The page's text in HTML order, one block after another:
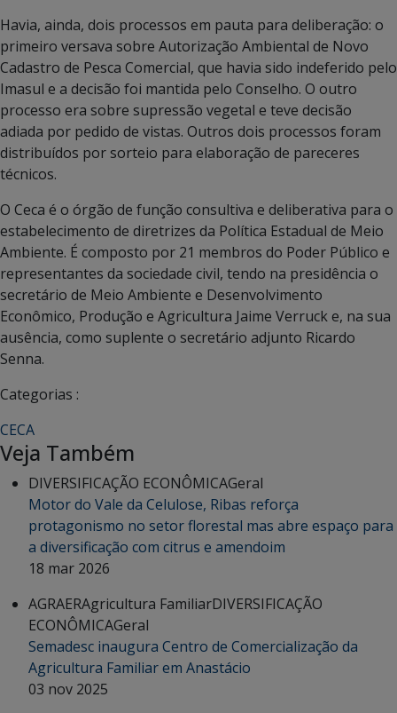
Havia, ainda, dois processos em pauta para deliberação: o
primeiro versava sobre Autorização Ambiental de Novo
Cadastro de Pesca Comercial, que havia sido indeferido pelo
Imasul e a decisão foi mantida pelo Conselho. O outro
processo era sobre supressão vegetal e teve decisão
adiada por pedido de vistas. Outros dois processos foram
distribuídos por sorteio para elaboração de pareceres
técnicos.
O Ceca é o órgão de função consultiva e deliberativa para o
estabelecimento de diretrizes da Política Estadual de Meio
Ambiente. É composto por 21 membros do Poder Público e
representantes da sociedade civil, tendo na presidência o
secretário de Meio Ambiente e Desenvolvimento
Econômico, Produção e Agricultura Jaime Verruck e, na sua
ausência, como suplente o secretário adjunto Ricardo
Senna.
Categorias :
CECA
Veja Também
DIVERSIFICAÇÃO ECONÔMICAGeral
Motor do Vale da Celulose, Ribas reforça
protagonismo no setor florestal mas abre espaço para
a diversificação com citrus e amendoim
18 mar 2026
AGRAERAgricultura FamiliarDIVERSIFICAÇÃO
ECONÔMICAGeral
Semadesc inaugura Centro de Comercialização da
Agricultura Familiar em Anastácio
03 nov 2025